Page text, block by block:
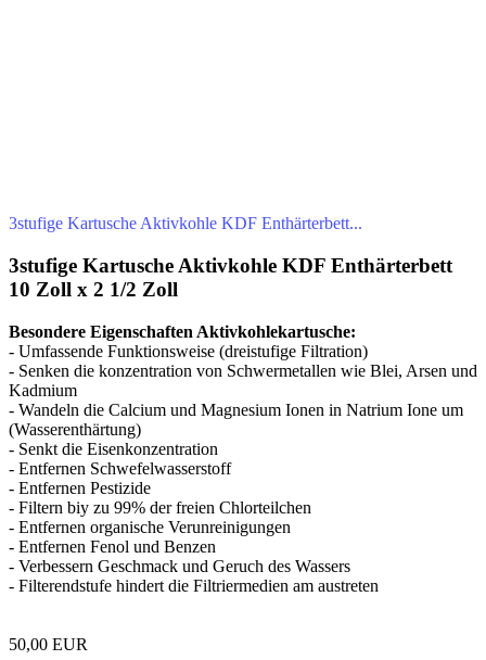
3stufige Kartusche Aktivkohle KDF Enthärterbett...
3stufige Kartusche Aktivkohle KDF Enthärterbett
10 Zoll x 2 1/2 Zoll
Besondere Eigenschaften Aktivkohlekartusche:
- Umfassende Funktionsweise (dreistufige Filtration)
- Senken die konzentration von Schwermetallen wie Blei, Arsen und
Kadmium
- Wandeln die Calcium und Magnesium Ionen in Natrium Ione um
(Wasserenthärtung)
- Senkt die Eisenkonzentration
- Entfernen Schwefelwasserstoff
- Entfernen Pestizide
- Filtern biy zu 99% der freien Chlorteilchen
- Entfernen organische Verunreinigungen
- Entfernen Fenol und Benzen
- Verbessern Geschmack und Geruch des Wassers
- Filterendstufe hindert die Filtriermedien am austreten
50,00 EUR